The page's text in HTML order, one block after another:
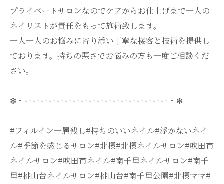
プライベートサロンなのでケアからお仕上げまで一人の
ネイリストが責任をもって施術致します。
一人一人のお悩みに寄り添い丁寧な接客と技術を提供し
ております。持ちの悪さでお悩みの方も一度ご相談くだ
さい。
❇・ーーーーーーーーーーーーーーーーーー・❇
#フィルイン一層残し#持ちのいいネイル#浮かないネイ
ル#季節を感じるサロン#北摂#北摂ネイルサロン#吹田市
ネイルサロン#吹田市ネイル#南千里ネイルサロン#南千
里#桃山台ネイルサロン#桃山台#南千里公園#北摂ママ#